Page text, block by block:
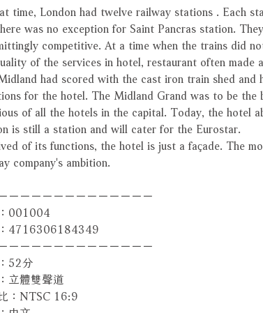
time, London had twelve railway stations . Each
was no exception for Saint Pancras station.
competitive. At a time when the trains did
of the services in hotel, restaurant often made
had scored with the cast iron train shed and
for the hotel. The Midland Grand was to be the
of all the hotels in the capital. Today, the hotel
is still a station and will cater for the Eurostar.
of its functions, the hotel is just a façade. The
company's ambition.
－－－－－－－－－－－－－
001004
4716306184349
－－－－－－－－－－－－－
52分
立體雙聲道
：NTSC 16:9